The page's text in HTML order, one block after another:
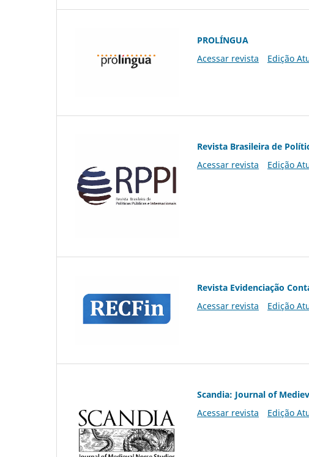
PROLÍNGUA
Acessar revista
Edição
Revista Brasileira de
Acessar revista
Edição
Revista Evidenciação
Acessar revista
Edição
Scandia: Journal of
Acessar revista
Edição